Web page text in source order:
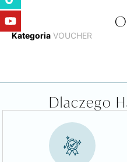
Kategoria VOUCHER
Dlaczego